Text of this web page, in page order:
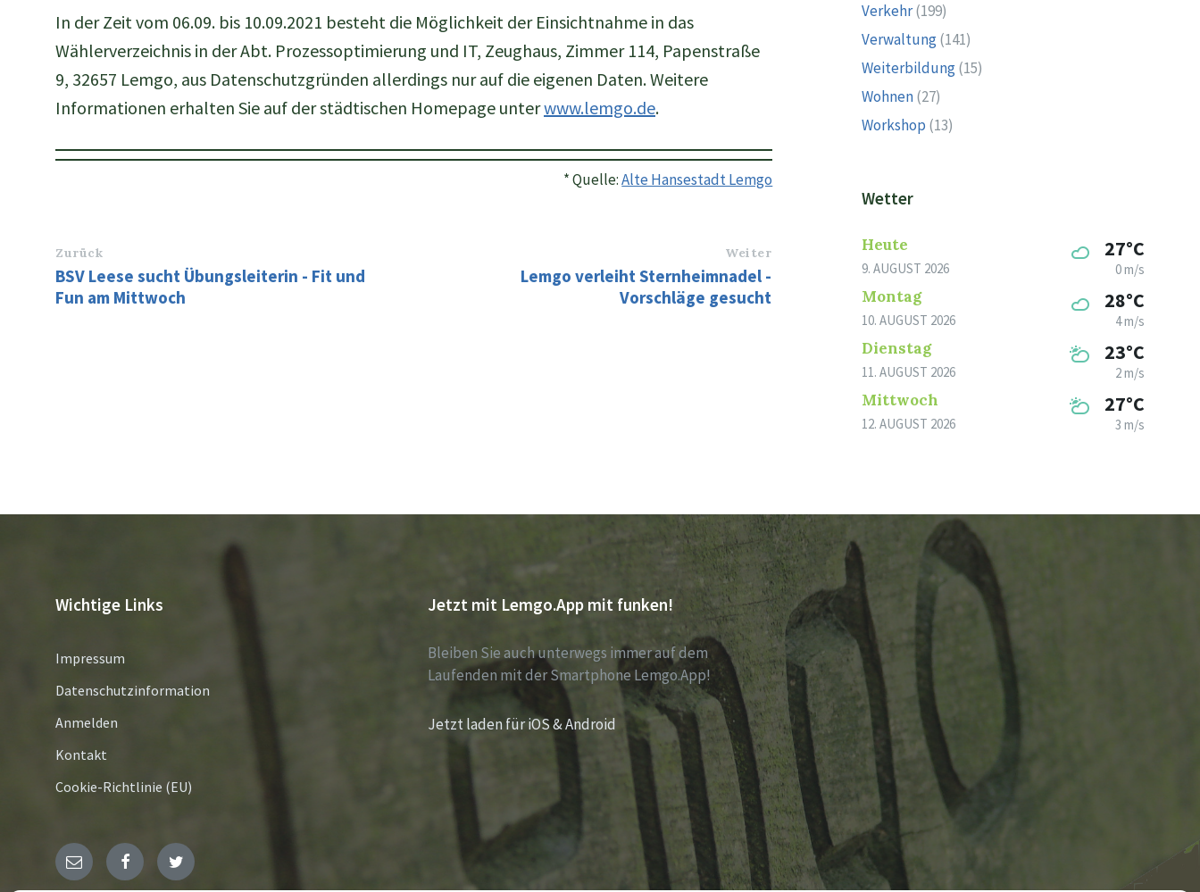
In der Zeit vom 06.09. bis 10.09.2021 besteht die Möglichkeit der Einsichtnahme in das
Wählerverzeichnis in der Abt. Prozessoptimierung und IT, Zeughaus, Zimmer 114, Papenstraße
9, 32657 Lemgo, aus Datenschutzgründen allerdings nur auf die eigenen Daten. Weitere
Informationen erhalten Sie auf der städtischen Homepage unterwww.lemgo.de.
* Quelle:Alte Hansestadt Lemgo
Zurück
BSV Leese sucht Übungsleiterin - Fit und
Fun am Mittwoch
Weiter
Lemgo verleiht Sternheimnadel -
Vorschläge gesucht
Verkehr(199)
Verwaltung(141)
Weiterbildung(15)
Wohnen(27)
Workshop (13)
Wetter
Heute
9. AUGUST 2026
27°C
0 m/s
Montag
10. AUGUST 2026
28°C
4 m/s
Dienstag
11. AUGUST 2026
23°C
2 m/s
Mittwoch
12. AUGUST 2026
27°C
3 m/s
Wichtige Links
Impressum
Datenschutzinformation
Anmelden
Kontakt
Cookie-Richtlinie (EU)
Jetzt mit Lemgo.App mit funken!
Bleiben Sie auch unterwegs immer auf dem
Laufenden mit der Smartphone Lemgo.App!
Jetzt laden für iOS & Android
E- FacebookTwitter